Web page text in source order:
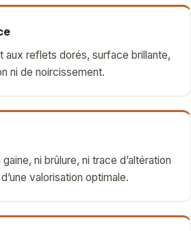
aux reflets dorés, surface brillante,
ni de noircissement.
ni brûlure, ni trace d’altération
valorisation optimale.